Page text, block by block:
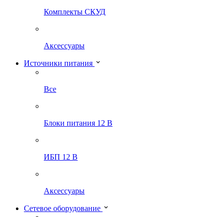
Комплекты СКУД
Аксессуары
Источники питания
Все
Блоки питания 12 В
ИБП 12 В
Аксессуары
Сетевое оборудование